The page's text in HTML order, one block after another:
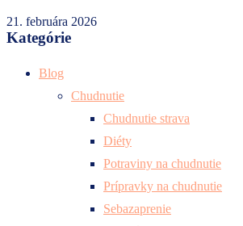
21. februára 2026
Kategórie
Blog
Chudnutie
Chudnutie strava
Diéty
Potraviny na chudnutie
Prípravky na chudnutie
Sebazaprenie